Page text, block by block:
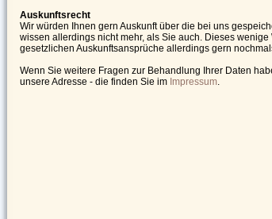
Auskunftsrecht
Wir würden Ihnen gern Auskunft über die bei uns
wissen allerdings nicht mehr, als Sie auch. Dieses
gesetzlichen Auskunftsansprüche allerdings gern
Wenn Sie weitere Fragen zur Behandlung Ihrer Daten
unsere Adresse - die finden Sie im Impressum.